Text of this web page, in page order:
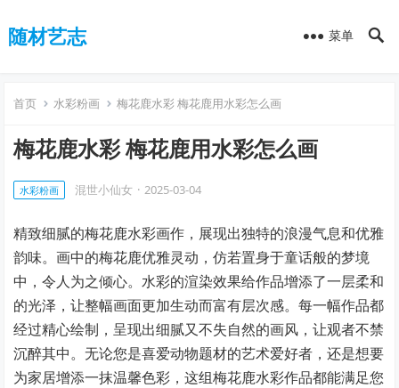
随材艺志 菜单
首页 水彩粉画 梅花鹿水彩 梅花鹿用水彩怎么画
梅花鹿水彩 梅花鹿用水彩怎么画
水彩粉画 混世小仙女 · 2025-03-04
精致细腻的梅花鹿水彩画作，展现出独特的浪漫气息和优雅
韵味。画中的梅花鹿优雅灵动，仿若置身于童话般的梦境
中，令人为之倾心。水彩的渲染效果给作品增添了一层柔和
的光泽，让整幅画面更加生动而富有层次感。每一幅作品都
经过精心绘制，呈现出细腻又不失自然的画风，让观者不禁
沉醉其中。无论您是喜爱动物题材的艺术爱好者，还是想要
为家居增添一抹温馨色彩，这组梅花鹿水彩作品都能满足您